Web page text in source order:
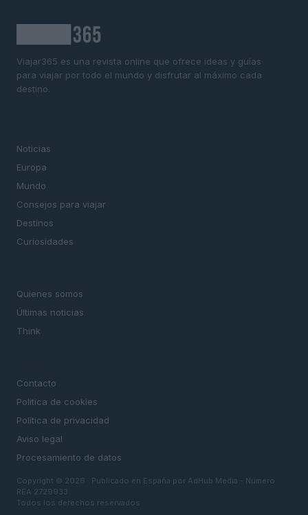
Viajar365 es una revista online que ofrece ideas y guías
para viajar por todo el mundo y disfrutar al máximo cada
destino.
Noticias
Europa
Mundo
Consejos para viajar
Destinos
Curiosidades
Quienes somos
Últimas noticias
Think
Contacto
Politica de cookies
Política de privacidad
Aviso legal
Procesamiento de datos
Copyright © 2026 · Publicado en España por AdHub Media - Numero
REA 2729933
Todos los derechos reservados